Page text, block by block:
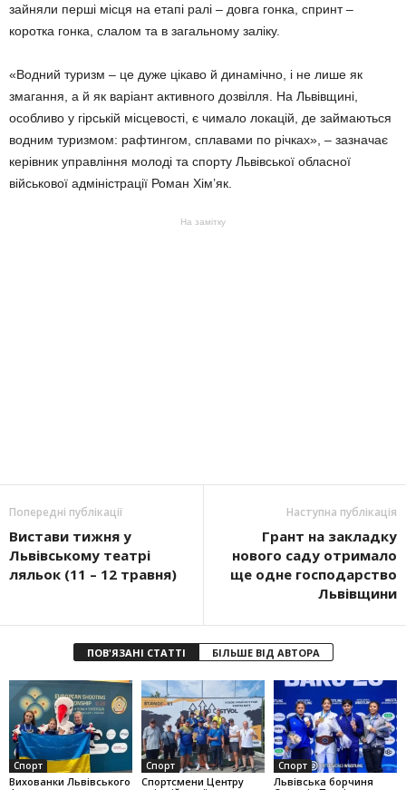
зайняли перші місця на етапі ралі – довга гонка, спринт –
коротка гонка, слалом та в загальному заліку.
«Водний туризм – це дуже цікаво й динамічно, і не лише як
змагання, а й як варіант активного дозвілля. На Львівщині,
особливо у гірській місцевості, є чимало локацій, де займаються
водним туризмом: рафтингом, сплавами по річках», – зазначає
керівник управління молоді та спорту Львівської обласної
військової адміністрації Роман Хім’як.
На замітку
Попередні публікації
Вистави тижня у
Львівському театрі
ляльок (11 – 12 травня)
Наступна публікація
Грант на закладку
нового саду отримало
ще одне господарство
Львівщини
ПОВ'ЯЗАНІ СТАТТІ БІЛЬШЕ ВІД АВТОРА
Спорт
Вихованки Львівського
Спорт
Спортсмени Центру
Спорт
Львівська борчиня